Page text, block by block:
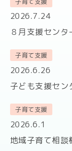
2026.7.24
８月支援センタ
子育て支援
2026.6.26
子ども支援セ
子育て支援
2026.6.1
地域子育て相談